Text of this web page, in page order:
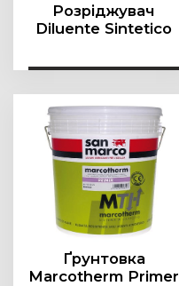
Розріджувач
Diluente Sintetico
Ґрунтовка
Marcotherm Primer